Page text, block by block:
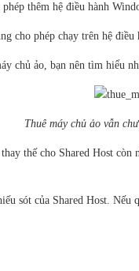
thêm hệ điều hành
cho phép chạy trên hệ
ảo, bạn nên tìm hiểu
Thuê máy chủ ảo vẫn
thay thế cho Shared Host
sót của Shared Host.